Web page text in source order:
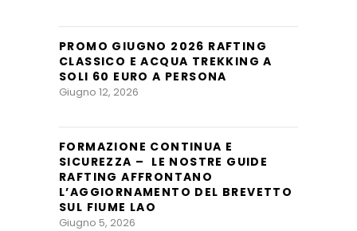
PROMO GIUGNO 2026 RAFTING
CLASSICO E ACQUA TREKKING A
SOLI 60 EURO A PERSONA
Giugno 12, 2026
FORMAZIONE CONTINUA E
SICUREZZA – LE NOSTRE GUIDE
RAFTING AFFRONTANO
L’AGGIORNAMENTO DEL BREVETTO
SUL FIUME LAO
Giugno 5, 2026